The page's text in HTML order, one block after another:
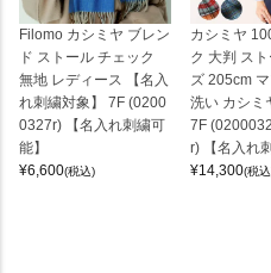
Filomo カシミヤ ブレン
ド ストール チェック
無地 レディース 【名入
れ刺繍対象】 7F (0200
0327r) 【名入れ刺繍可
能】
¥6,600(税込)
カシミヤ
ク 大判 ス
ズ 205cm
洗い カシミ
7F
r) 【名入れ
¥14,300(税